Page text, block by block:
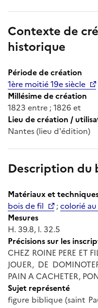
Contexte de
historique
Période de création
1ère moitié 19e siècle
Millésime de création
1823 entre ; 1826 et
Lieu de création /
Nantes (lieu d'édition)
Description du
Matériaux et
bois de fil
;colorié
Mesures
H. 39.8, l. 32.5
Précisions sur les
CHEZ ROINE PERE ET
JOUER, DE
PAIN A CACHETER,
Sujet représenté
figure biblique (saint